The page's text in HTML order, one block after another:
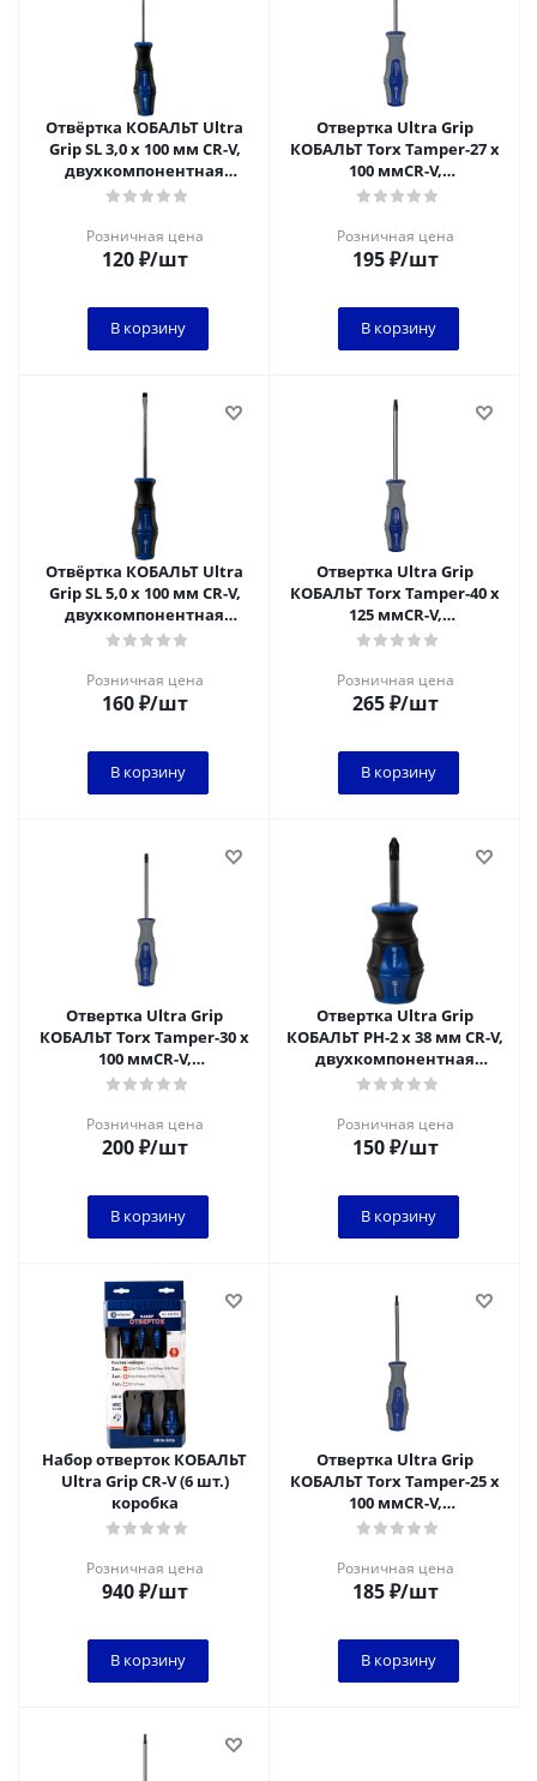
Отвёртка КОБАЛЬТ Ultra
Grip SL 3,0 х 100 мм CR-V,
двухкомпонентная
рукоятка (1 шт.) подвес
Розничная цена
120₽/шт
В корзину
Отвертка Ultra Grip
КОБАЛЬТ Torx Tamper-27 х
100 ммCR-V,
двухкомпонентная
Розничная цена
195₽/шт
В корзину
Отвёртка КОБАЛЬТ Ultra
Grip SL 5,0 х 100 мм CR-V,
двухкомпонентная
рукоятка (1 шт.) подвес
Розничная цена
160₽/шт
В корзину
Отвертка Ultra Grip
КОБАЛЬТ Torx Tamper-40 х
125 ммCR-V,
двухкомпонентная
Розничная цена
265₽/шт
В корзину
Отвертка Ultra Grip
КОБАЛЬТ Torx Tamper-30 х
100 ммCR-V,
двухкомпонентная
Розничная цена
200₽/шт
В корзину
Отвертка Ultra Grip
КОБАЛЬТ PH-2 х 38 мм CR-V,
двухкомпонентная
рукоятка (1 шт.) подвес
Розничная цена
150₽/шт
В корзину
Набор отверток КОБАЛЬТ
Ultra Grip CR-V (6 шт.)
коробка
Розничная цена
940₽/шт
В корзину
Отвертка Ultra Grip
КОБАЛЬТ Torx Tamper-25 х
100 ммCR-V,
двухкомпонентная
Розничная цена
185₽/шт
В корзину